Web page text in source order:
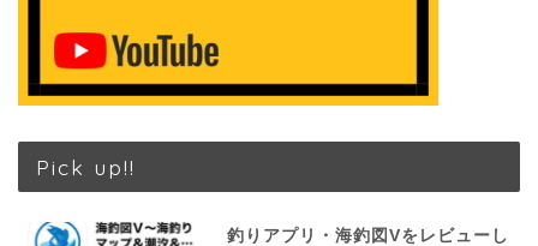
Pick up!!
釣りアプリ・海釣図Vをレビューし